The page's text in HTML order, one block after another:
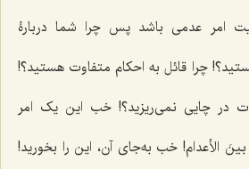
امر عدمی باشد پس چرا شما دربارۀ
چرا قائل به احکام متفاوت هستید؟!
در چایی نمی‌ریزید؟! خب این یک امر
الأعدام! خب به‌جای آن، این را بخورید!